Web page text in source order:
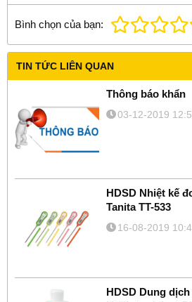
Bình chọn của bạn:
TIN TỨC LIÊN QUAN
Thông báo khẩn
03-12-2019
HDSD Nhiệt kế
Tanita TT-533
16-08-2019
HDSD Dung